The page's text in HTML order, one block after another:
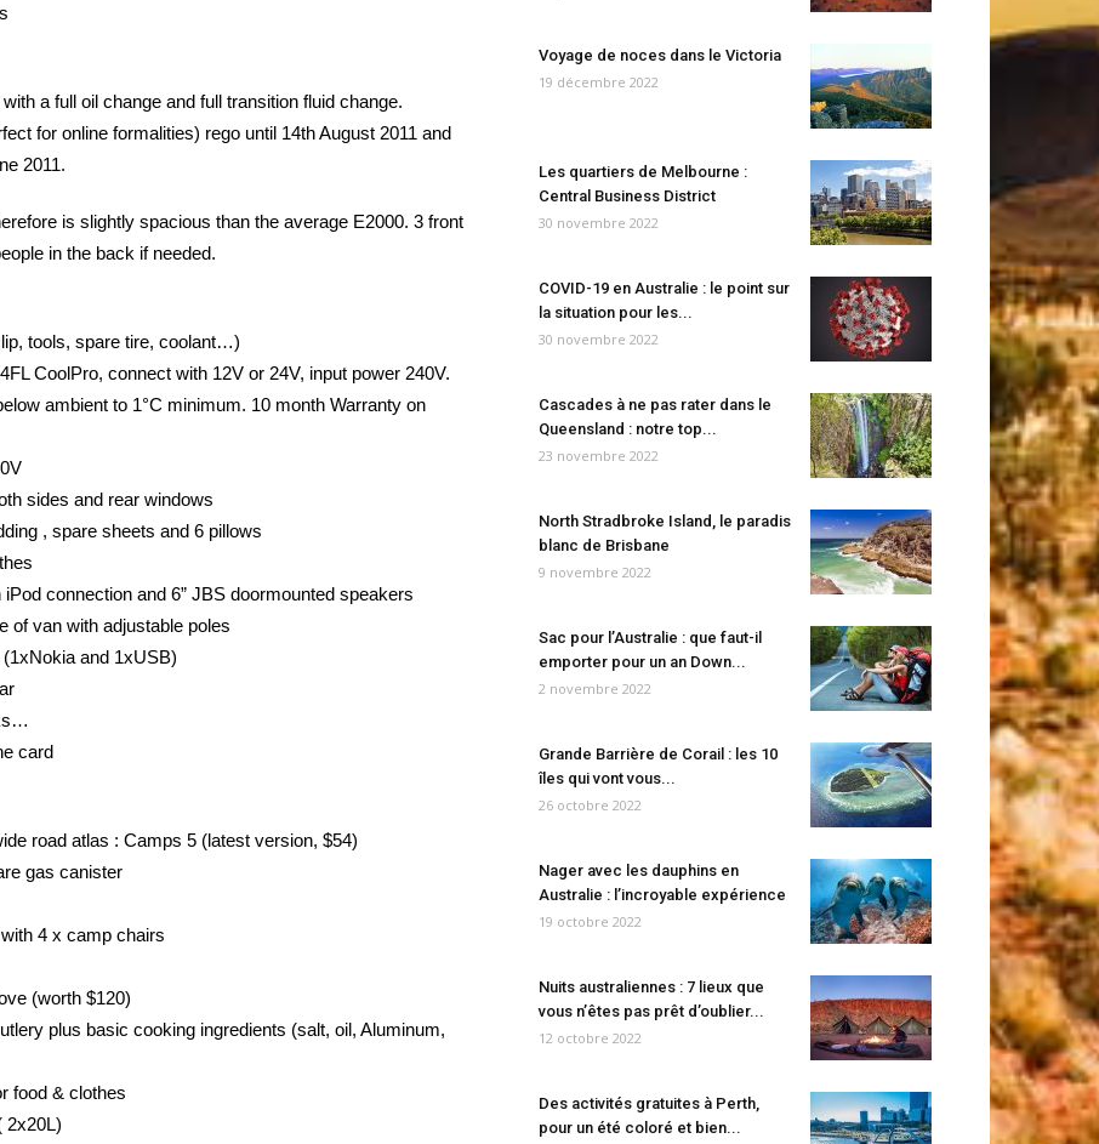
a full oil change and full transition fluid change.
for online formalities) rego until 14th August 2011 and
2011.
is slightly spacious than the average E2000. 3 front
in the back if needed.
tools, spare tire, coolant…)
CoolPro, connect with 12V or 24V, input power 240V.
ambient to 1°C minimum. 10 month Warranty on
sides and rear windows
, spare sheets and 6 pillows
connection and 6” JBS doormounted speakers
of van with adjustable poles
and 1xUSB)
card
road atlas : Camps 5 (latest version, $54)
gas canister
4 x camp chairs
(worth $120)
plus basic cooking ingredients (salt, oil, Aluminum,
food & clothes
2x20L)
Voyage de noces dans le Victoria
19 décembre 2022
Les quartiers de Melbourne :
Central Business District
30 novembre 2022
COVID-19 en Australie : le point sur
la situation pour les...
30 novembre 2022
Cascades à ne pas rater dans le
Queensland : notre top...
23 novembre 2022
North Stradbroke Island, le paradis
blanc de Brisbane
9 novembre 2022
Sac pour l’Australie : que faut-il
emporter pour un an Down...
2 novembre 2022
Grande Barrière de Corail : les 10
îles qui vont vous...
26 octobre 2022
Nager avec les dauphins en
Australie : l’incroyable expérience
19 octobre 2022
Nuits australiennes : 7 lieux que
vous n’êtes pas prêt d’oublier...
12 octobre 2022
Des activités gratuites à Perth,
pour un été coloré et bien...